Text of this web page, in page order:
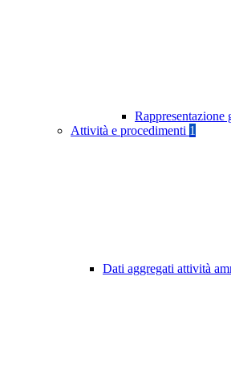
Rappresentazione
Attività e procedimenti 1
Dati aggregati attività